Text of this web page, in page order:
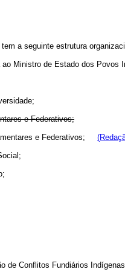
a seguinte estrutura
Ministro de Estado dos Povos
e Federativos;
e Federativos;
de Conflitos Fundiários